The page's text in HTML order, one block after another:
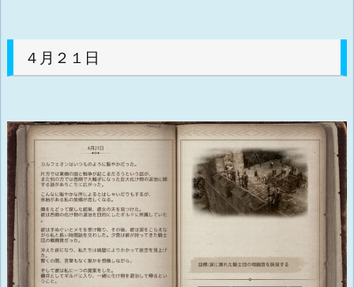
４月２１日